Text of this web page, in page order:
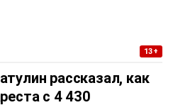
13+
рассказал, как
с 4 430